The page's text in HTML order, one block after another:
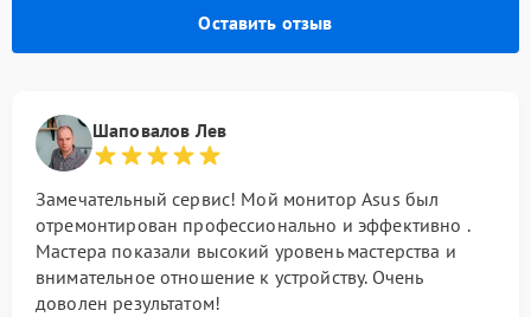
Оставить отзыв
Шаповалов Лев
Замечательный сервис! Мой монитор Asus был
отремонтирован профессионально и эффективно .
Мастера показали высокий уровень мастерства и
внимательное отношение к устройству. Очень
доволен результатом!